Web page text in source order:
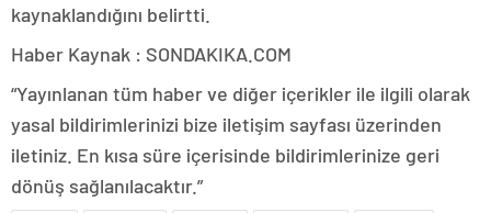
kaynaklandığını belirtti.
Haber Kaynak : SONDAKIKA.COM
“Yayınlanan tüm haber ve diğer içerikler ile ilgili olarak
yasal bildirimlerinizi bize iletişim sayfası üzerinden
iletiniz. En kısa süre içerisinde bildirimlerinize geri
dönüş sağlanılacaktır.”